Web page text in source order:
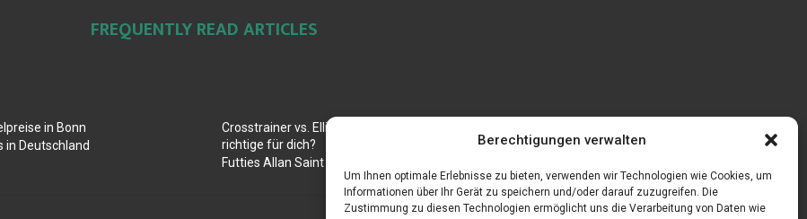
Berechtigungen verwalten
Um Ihnen optimale Erlebnisse zu bieten, verwenden wir Technologien wie Cookies, um
Informationen über Ihr Gerät zu speichern und/oder darauf zuzugreifen. Die
Zustimmung zu diesen Technologien ermöglicht uns die Verarbeitung von Daten wie
FREQUENTLY READ ARTICLES
in Bonn
in Deutschland
Crosstrainer vs. Ellipsentrainer: Welcher ist der
richtige für dich?
Futties Allan Saint Maximin Rückblick
Tische aus Gerüstbrettern